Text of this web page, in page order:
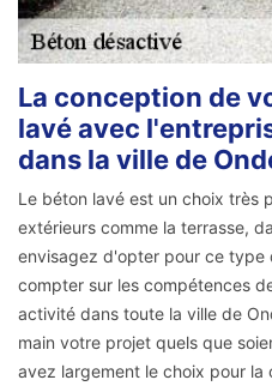
La conception de
lavé avec
dans la ville de
Le béton lavé est un choix très
extérieurs comme la terrasse,
envisagez d'opter pour ce type
compter sur les compétences
activité dans toute la ville de
main votre projet quels que
avez largement le choix pour la